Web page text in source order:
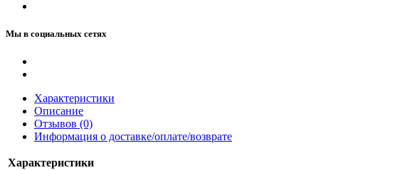
Мы в социальных сетях
Характеристики
Описание
Отзывов (0)
Информация о доставке/оплате/возврате
Характеристики